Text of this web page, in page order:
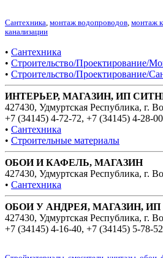
Сантехника, монтаж водопроводов, монтаж
канализации
• Сантехника
• Строительство/Проектирование/
• Строительство/Проектирование/
ИНТЕРЬЕР, МАГАЗИН, ИП
427430, Удмуртская Республика, г.
+7 (34145) 4-72-72, +7 (34145) 4-28-00
• Сантехника
• Строительные материалы
ОБОИ И КАФЕЛЬ, МАГАЗИН
427430, Удмуртская Республика, г.
• Сантехника
ОБОИ У АНДРЕЯ, МАГАЗИН, ИП
427430, Удмуртская Республика, г.
+7 (34145) 4-16-40, +7 (34145) 5-78-52